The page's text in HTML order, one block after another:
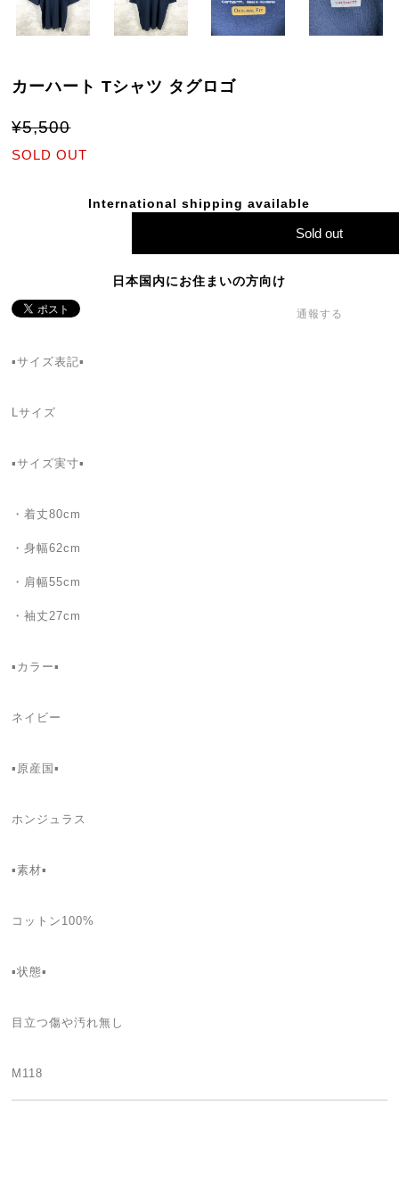
カーハート Tシャツ タグロゴ
¥5,500
SOLD OUT
International shipping available
Sold out
日本国内にお住まいの方向け
通報する
▪サイズ表記▪
Lサイズ
▪サイズ実寸▪
・着丈80cm
・身幅62cm
・肩幅55cm
・袖丈27cm
▪カラー▪
ネイビー
▪原産国▪
ホンジュラス
▪素材▪
コットン100%
▪状態▪
目立つ傷や汚れ無し
M118